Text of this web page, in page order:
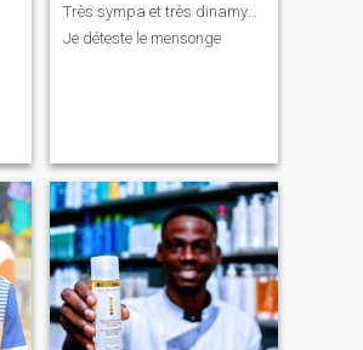
Très sympa et très dinamyque.
Je déteste le mensonge